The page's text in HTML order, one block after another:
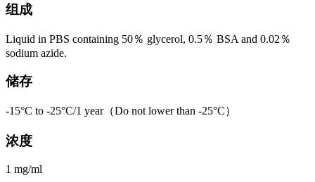
组成
Liquid in PBS containing 50％ glycerol, 0.5％ BSA and 0.02％
sodium azide.
储存
-15°C to -25°C/1 year（Do not lower than -25°C）
浓度
1 mg/ml